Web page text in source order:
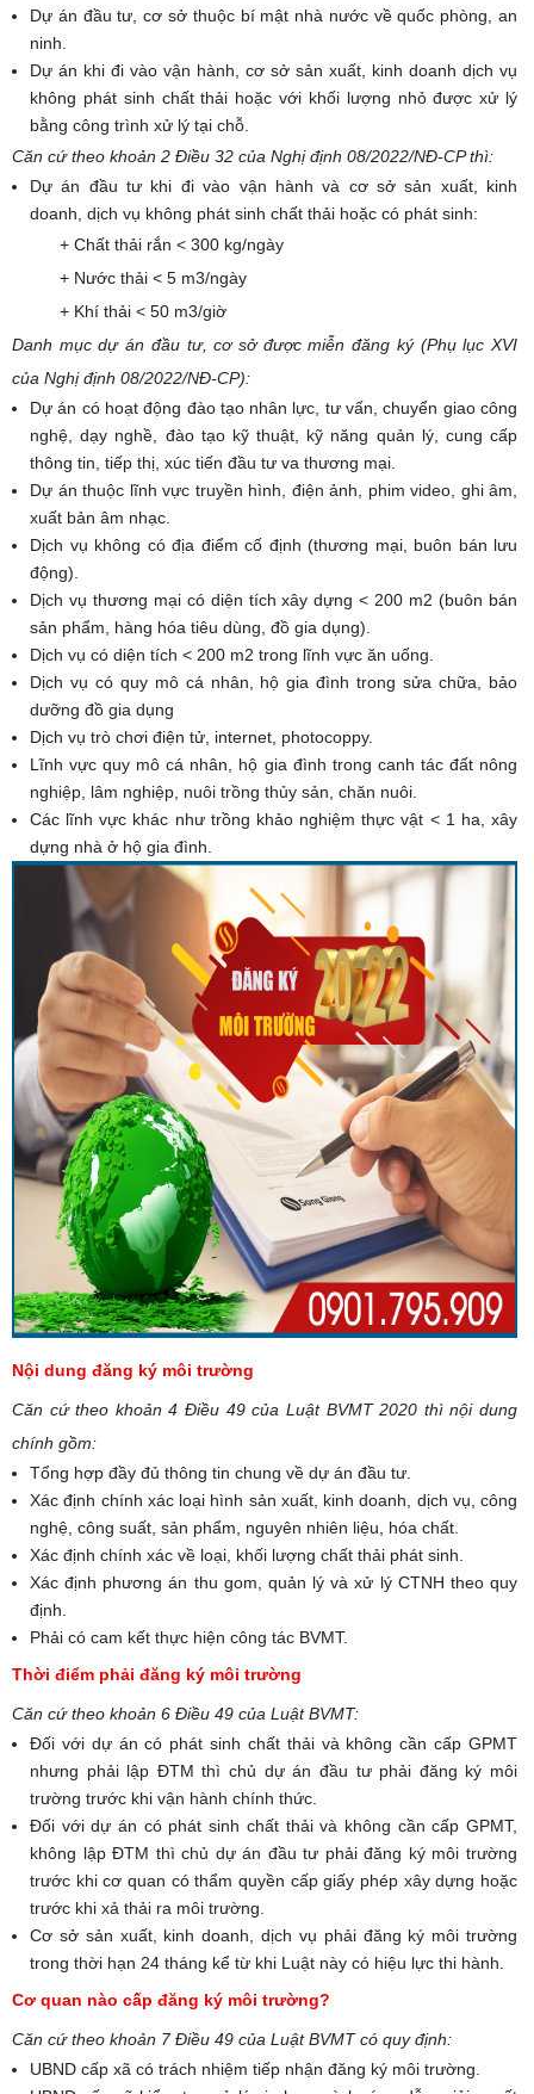
Dự án đầu tư, cơ sở thuộc bí mật nhà nước về quốc phòng, an
ninh.
Dự án khi đi vào vận hành, cơ sở sản xuất, kinh doanh dịch vụ
không phát sinh chất thải hoặc với khối lượng nhỏ được xử lý
bằng công trình xử lý tại chỗ.
Căn cứ theo khoản 2 Điều 32 của Nghị định 08/2022/NĐ-CP thì:
Dự án đầu tư khi đi vào vận hành và cơ sở sản xuất, kinh
doanh, dịch vụ không phát sinh chất thải hoặc có phát sinh:
+ Chất thải rắn < 300 kg/ngày
+ Nước thải < 5 m3/ngày
+ Khí thải < 50 m3/giờ
Danh mục dự án đầu tư, cơ sở được miễn đăng ký (Phụ lục XVI
của Nghị định 08/2022/NĐ-CP):
Dự án có hoạt động đào tạo nhân lực, tư vấn, chuyển giao công
nghệ, dạy nghề, đào tạo kỹ thuật, kỹ năng quản lý, cung cấp
thông tin, tiếp thị, xúc tiến đầu tư va thương mại.
Dự án thuộc lĩnh vực truyền hình, điện ảnh, phim video, ghi âm,
xuất bản âm nhạc.
Dịch vụ không có địa điểm cố định (thương mại, buôn bán lưu
động).
Dịch vụ thương mại có diện tích xây dựng < 200 m2 (buôn bán
sản phẩm, hàng hóa tiêu dùng, đồ gia dụng).
Dịch vụ có diện tích < 200 m2 trong lĩnh vực ăn uống.
Dịch vụ có quy mô cá nhân, hộ gia đình trong sửa chữa, bảo
dưỡng đồ gia dụng
Dịch vụ trò chơi điện tử, internet, photocoppy.
Lĩnh vực quy mô cá nhân, hộ gia đình trong canh tác đất nông
nghiệp, lâm nghiệp, nuôi trồng thủy sản, chăn nuôi.
Các lĩnh vực khác như trồng khảo nghiệm thực vật < 1 ha, xây
dựng nhà ở hộ gia đình.
Nội dung đăng ký môi trường
Căn cứ theo khoản 4 Điều 49 của Luật BVMT 2020 thì nội dung
chính gồm:
Tổng hợp đầy đủ thông tin chung về dự án đầu tư.
Xác định chính xác loại hình sản xuất, kinh doanh, dịch vụ, công
nghệ, công suất, sản phẩm, nguyên nhiên liệu, hóa chất.
Xác định chính xác về loại, khối lượng chất thải phát sinh.
Xác định phương án thu gom, quản lý và xử lý CTNH theo quy
định.
Phải có cam kết thực hiện công tác BVMT.
Thời điểm phải đăng ký môi trường
Căn cứ theo khoản 6 Điều 49 của Luật BVMT:
Đối với dự án có phát sinh chất thải và không cần cấp GPMT
nhưng phải lập ĐTM thì chủ dự án đầu tư phải đăng ký môi
trường trước khi vận hành chính thức.
Đối với dự án có phát sinh chất thải và không cần cấp GPMT,
không lập ĐTM thì chủ dự án đầu tư phải đăng ký môi trường
trước khi cơ quan có thẩm quyền cấp giấy phép xây dựng hoặc
trước khi xả thải ra môi trường.
Cơ sở sản xuất, kinh doanh, dịch vụ phải đăng ký môi trường
trong thời hạn 24 tháng kể từ khi Luật này có hiệu lực thi hành.
Cơ quan nào cấp đăng ký môi trường?
Căn cứ theo khoản 7 Điều 49 của Luật BVMT có quy định:
UBND cấp xã có trách nhiệm tiếp nhận đăng ký môi trường.